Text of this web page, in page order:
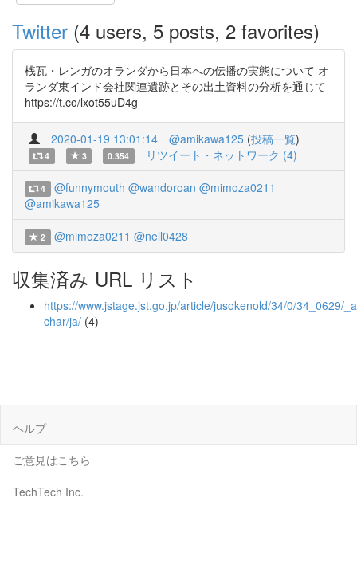
Twitter (4 users, 5 posts, 2 favorites)
桟瓦・レンガのオランダから日本への伝播の実態について オ
ランダ東インド会社関連遺跡とその出土資料の分析を通じて
https://t.co/lxot55uD4g
2020-01-19 13:01:14 @amikawa125 (投稿一覧)
4 3 0.354 リツイート・ネットワーク (4)
4 @funnymouth @wandoroan @mimoza0211
@amikawa125
2 @mimoza0211 @nell0428
収集済み URL リスト
https://www.jstage.jst.go.jp/article/jusokenold/34/0/34_0629/
char/ja/ (4)
ヘルプ
ご意見はこちら
TechTech Inc.